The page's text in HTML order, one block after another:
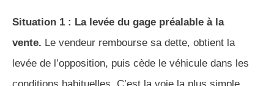
Situation 1 : La levée du gage préalable à la
vente. Le vendeur rembourse sa dette, obtient la
levée de l’opposition, puis cède le véhicule dans les